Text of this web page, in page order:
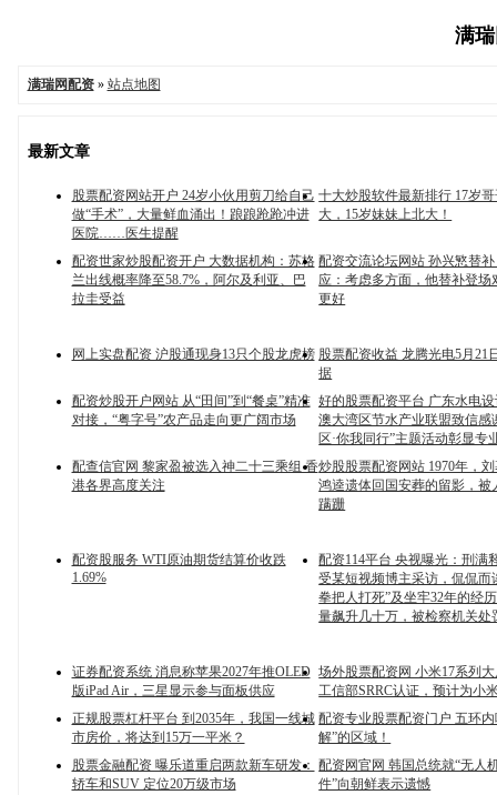
满
满瑞网配资» 站点地图
最新文章
股票配资网站开户 24岁小伙用剪刀给自己
做“手术”，大量鲜血涌出！踉踉跄跄冲进
医院……医生提醒
十大炒股软件最新排行 17岁
大，15岁妹妹上北大！
配资世家炒股配资开户 大数据机构：苏格
兰出线概率降至58.7%，阿尔及利亚、巴
拉圭受益
配资交流论坛网站 孙兴慜替
应：考虑多方面，他替补登场
更好
网上实盘配资 沪股通现身13只个股龙虎榜 股票配资收益 龙腾光电5月21
据
配资炒股开户网站 从“田间”到“餐桌”精准
对接，“粤字号”农产品走向更广阔市场
好的股票配资平台 广东水电
澳大湾区节水产业联盟致信感
区·你我同行”主题活动彰显专
配查信官网 黎家盈被选入神二十三乘组 香
港各界高度关注
炒股股票配资网站 1970年，
鸿逵遗体回国安葬的留影，被
蹒跚
配资股服务 WTI原油期货结算价收跌
1.69%
配资114平台 央视曝光：刑满
受某短视频博主采访，侃侃而
拳把人打死”及坐牢32年的经
量飙升几十万，被检察机关处
证券配资系统 消息称苹果2027年推OLED
版iPad Air，三星显示参与面板供应
场外股票配资网 小米17系列
工信部SRRC认证，预计为小
正规股票杠杆平台 到2035年，我国一线城
市房价，将达到15万一平米？
配资专业股票配资门户 五环
解”的区域！
股票金融配资 曝乐道重启两款新车研发：
轿车和SUV 定位20万级市场
配资网官网 韩国总统就“无人
件”向朝鲜表示遗憾